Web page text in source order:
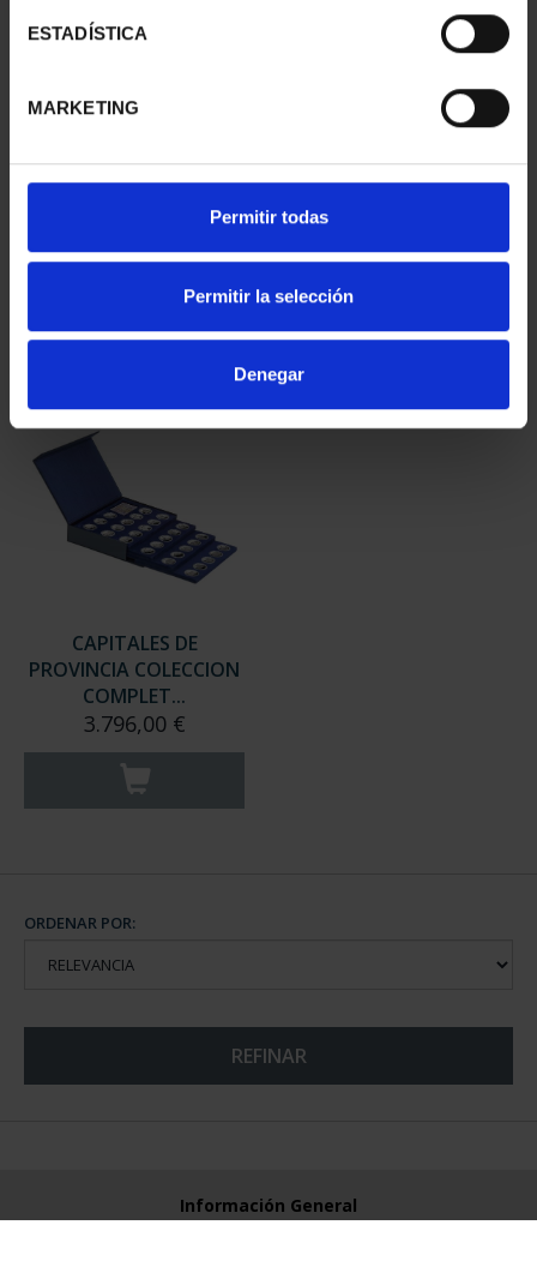
ESTADÍSTICA
MARKETING
Permitir todas
Permitir la selección
Denegar
PROVINCIA 3
registrados
PROVINCIA 4
registrados
CAPITALES DE
PROVINCIA COLECCION
COMPLET...
3.796,00 €
ORDENAR POR:
REFINAR
Información General